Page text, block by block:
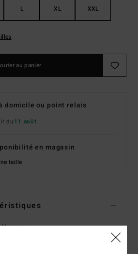
L XL XXL
au panier
domicile ou point relais
du11 août
en magasin
taille